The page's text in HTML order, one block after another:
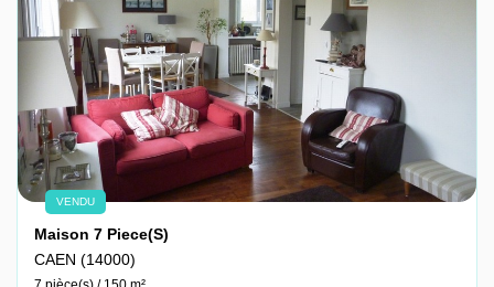
VENDU
Maison 7 Piece(s)
CAEN (14000)